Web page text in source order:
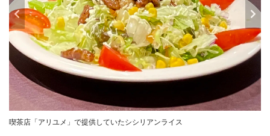
喫茶店「アリユメ」で提供していたシシリアンライス